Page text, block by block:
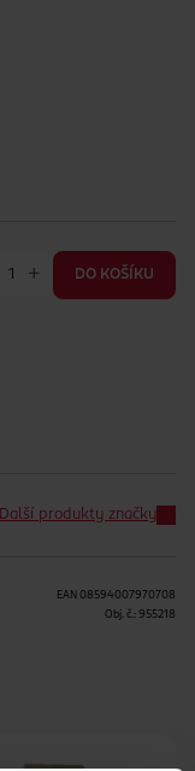
+ DO KOŠÍKU
Další produkty značky
EAN 08594007970708
Obj. č.: 955218